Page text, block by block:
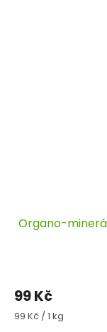
Organo-
99 Kč
Měrná
99 Kč / 1 kg